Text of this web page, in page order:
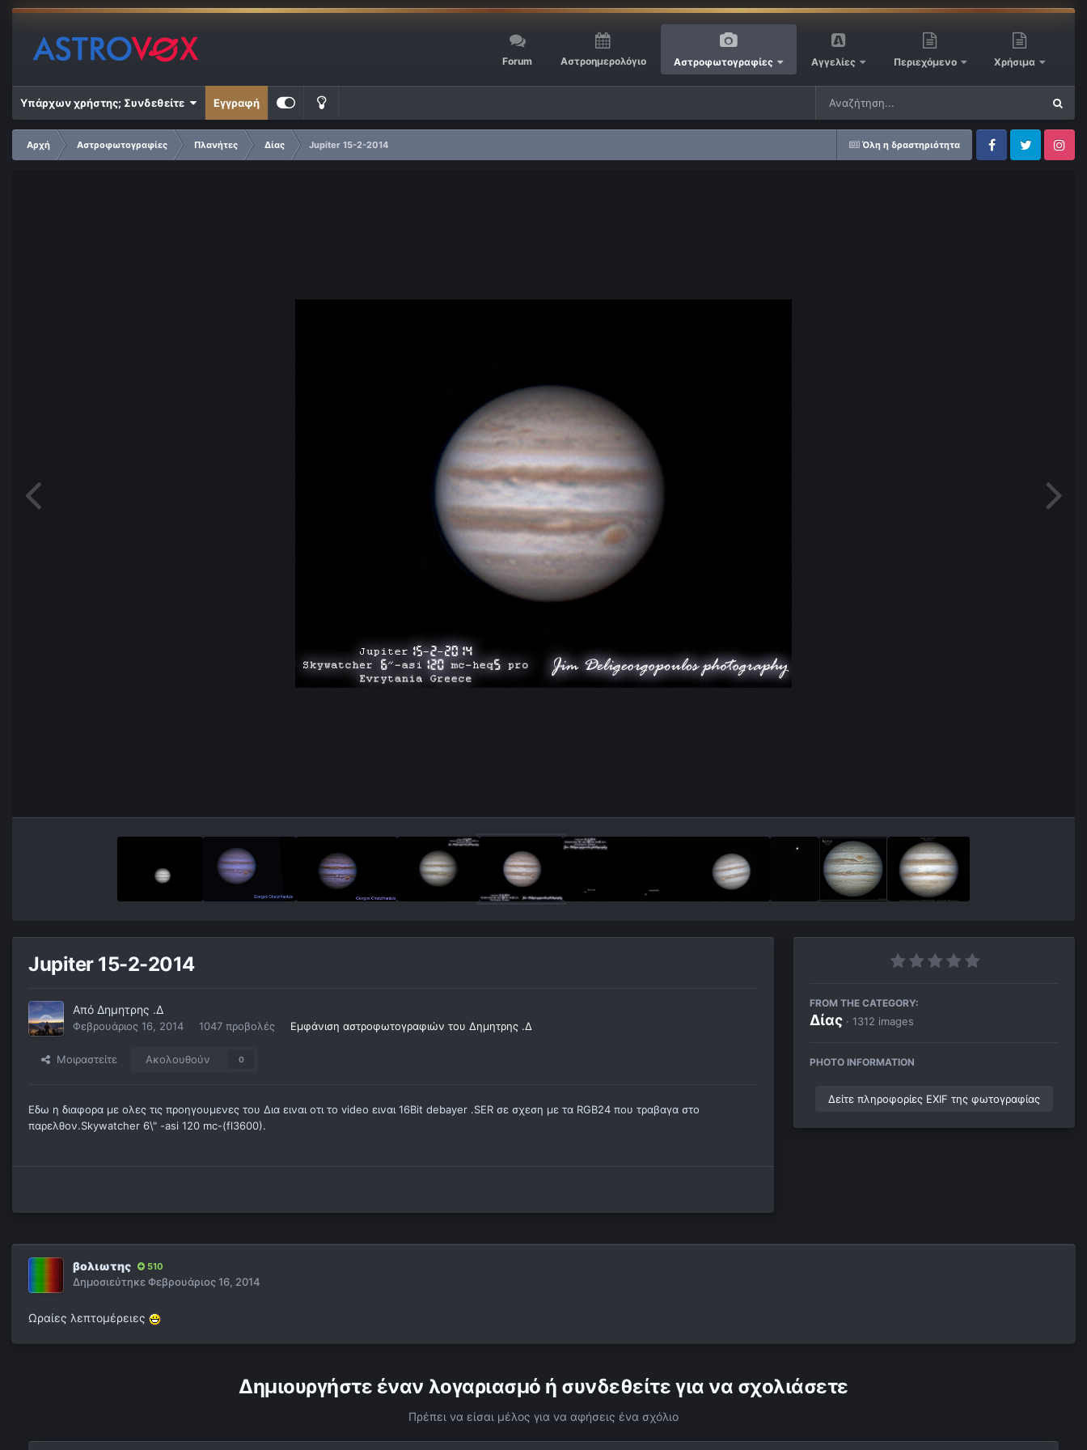
Forum Αστροημερολόγιο Αστροφωτογραφίες Αγγελίες Περιεχόμενο Χρήσιμα
Υπάρχων χρήστης; Συνδεθείτε Εγγραφή
Όλη η δραστηριότητα
Αρχή Αστροφωτογραφίες Πλανήτες Δίας
Jupiter 15-2-2014
FacebookTwitter Instagram
Jupiter 15-2-2014
Από Δημητρης .Δ
Φεβρουάριος 16, 2014 1047 προβολές Εμφάνιση αστροφωτογραφιών του Δημητρης .Δ
Μοιραστείτε Ακολουθούν 0
Εδω η διαφορα με ολες τις προηγουμενες του Δια ειναι οτι το video ειναι 16Bit debayer .SER σε σχεση με τα RGB24 που τραβαγα στο
παρελθον.Skywatcher 6\" -asi 120 mc-(fl3600).
FROM THE CATEGORY:
Δίας · 1312 images
PHOTO INFORMATION
Δείτε πληροφορίες EXIF της φωτογραφίας
βολιωτης 510
ΔημοσιεύτηκεΦεβρουάριος 16, 2014
Ωραίες λεπτομέρειες
Δημιουργήστε έναν λογαριασμό ή συνδεθείτε για να σχολιάσετε
Πρέπει να είσαι μέλος για να αφήσεις ένα σχόλιο